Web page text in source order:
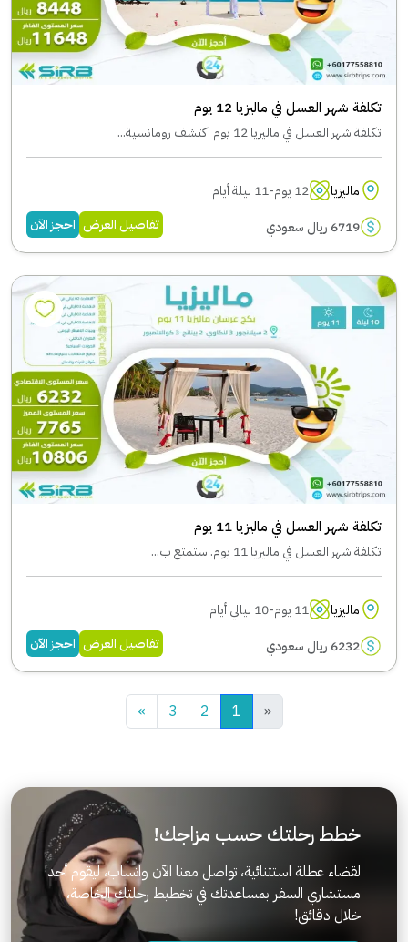
تكلفة شهر العسل في ماليزيا 12 يوم
تكلفة شهر العسل في ماليزيا 12 يوم اكتشف رومانسية...
ماليزيا
12 يوم-11 ليلة أيام
6719 ريال سعودي
تفاصيل العرض احجز الآن
تكلفة شهر العسل في ماليزيا 11 يوم
تكلفة شهر العسل في ماليزيا 11 يوم.استمتع ب...
ماليزيا
11 يوم-10 ليالي أيام
6232 ريال سعودي
تفاصيل العرض احجز الآن
«
1
2
3
»
خطط رحلتك حسب مزاجك!
لقضاء عطلة استثنائية، تواصل معنا الآن واتساب، ليقوم أحد
مستشاري السفر بمساعدتك في تخطيط رحلتك الخاصة،
خلال دقائق!